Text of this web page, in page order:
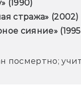
(1990)
стража» (2002)
сияние»
посмертно;